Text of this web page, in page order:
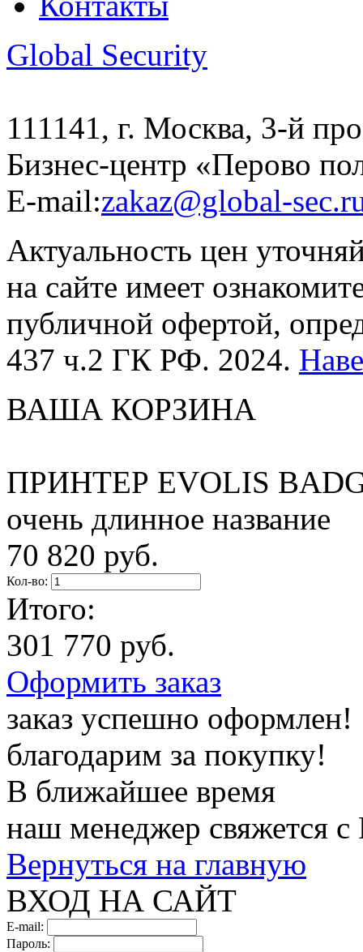
Global Security
111141, г. Москва, 3-й
Бизнес-центр «Перово
E-mail:zakaz@global-
Актуальность цен
на сайте имеет
публичной офертой,
437 ч.2 ГК РФ. 2024.
ВАША КОРЗИНА
ПРИНТЕР EVOLIS
очень длинное название
70 820 руб.
Кол-во:
Итого:
301 770 руб.
Оформить заказ
заказ успешно оформлен!
благодарим за покупку!
В ближайшее время
наш менеджер свяжется
Вернуться на главную
ВХОД НА САЙТ
E-mail:
Пароль: